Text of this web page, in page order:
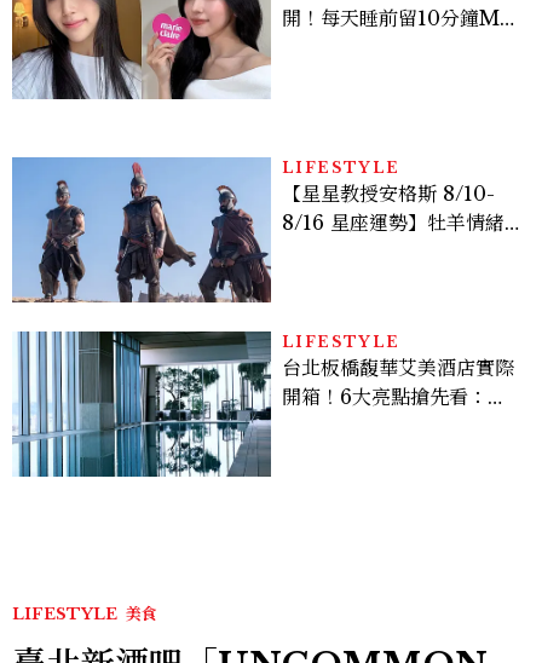
開！每天睡前留10分鐘ME
LIFESTYLE
【星星教授安格斯 8/10-
8/16 星座運勢】牡羊情緒
LIFESTYLE
台北板橋馥華艾美酒店實際
開箱！6大亮點搶先看：新
LIFESTYLE 美食